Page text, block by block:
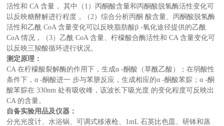
活性和 CA 含量， 其中（1）丙酮酸含量和丙酮酸脱氢酶活性变化可
以反映糖酵解进行程度，（2）综合分析丙酮 酸含量、丙酮酸脱氢酶
活性和乙酰 CoA 含量变化可以反映脂肪酸β -氧化途径提供的乙酰
CoA 情况，（3）乙酰 CoA 含量、柠檬酸合酶活性和 CA 含量变化可
以反映三羧酸循环进行状况。
测定原理：
CA 在柠檬酸裂解酶的作用下，生成α -酮酸（草酰乙酸）；在弱酸性
条件下，α -酮酸进一 步与苯肼反应，生成相应的α -酮酸苯腙；α -酮
酸苯腙在 330nm 处有吸收峰，该波长下吸光度 的变化程度可反映出
CA 的含量。
自备实验用品及仪器：
分光光度计、水浴锅、可调式移液枪、1mL 石英比色皿、研钵和蒸